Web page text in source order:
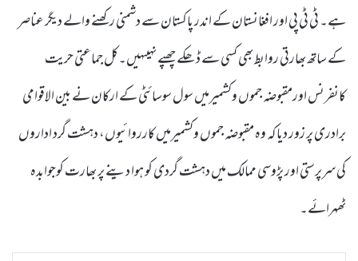
ہے۔ ٹی ٹی پی اور افغانستان کے اندر پاکستان سے دشمنی رکھنے والے دیگر عناصر
کے ساتھ بھارتی روابط بھی کسی سے ڈھکے چھپے نہیںہیں۔کل جماعتی حریت
کانفرنس اورمقبوضہ جموں وکشمیرمیں سول سوسائٹی کے ارکان نے بین الاقوامی
برادری پر زور دیا کہ وہ مقبوضہ جموں وکشمیرمیں کارروائیوں، دہشت گرد اداروں
کی سرپرستی اور پڑوسی ممالک میں دہشت گردی کو ہوا دینے پر بھارت کوجوابدہ
ٹھہرائے۔